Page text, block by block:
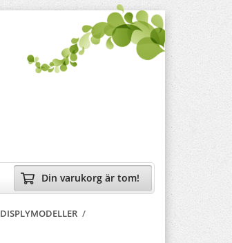
Din varukorg är tom!
DISPLYMODELLER /